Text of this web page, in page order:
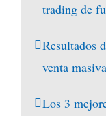
trading de
Resultados
venta
Los 3